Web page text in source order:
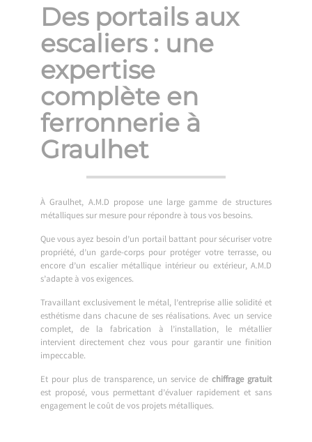
Des portails aux
escaliers : une
expertise
complète en
ferronnerie à
Graulhet
À Graulhet, A.M.D propose une large gamme de structures
métalliques sur mesure pour répondre à tous vos besoins.
Que vous ayez besoin d’un portail battant pour sécuriser votre
propriété, d’un garde-corps pour protéger votre terrasse, ou
encore d’un escalier métallique intérieur ou extérieur, A.M.D
s’adapte à vos exigences.
Travaillant exclusivement le métal, l’entreprise allie solidité et
esthétisme dans chacune de ses réalisations. Avec un service
complet, de la fabrication à l’installation, le métallier
intervient directement chez vous pour garantir une finition
impeccable.
Et pour plus de transparence, un service dechiffrage gratuit
est proposé, vous permettant d’évaluer rapidement et sans
engagement le coût de vos projets métalliques.